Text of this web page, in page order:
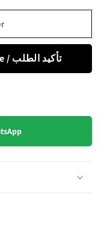
Confimer ma commande / تأكيد الطلب